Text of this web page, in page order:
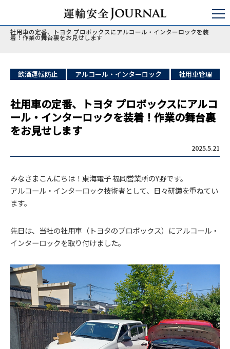
ひと・いのち・アルコール
アルコールインターロック
社用車の定番、トヨタ プロボックスにアルコール・インターロックを装
着！作業の舞台裏をお見せします
飲酒運転防止 アルコール・インターロック 社用車管理
社用車の定番、トヨタ プロボックスにアルコ
ール・インターロックを装着！作業の舞台裏
をお見せします
2025.5.21
みなさまこんにちは！東海電子 福岡営業所のY野です。
アルコール・インターロック技術者として、日々研鑽を重ねてい
ます。
先日は、当社の社用車（トヨタのプロボックス）にアルコール・
インターロックを取り付けました。